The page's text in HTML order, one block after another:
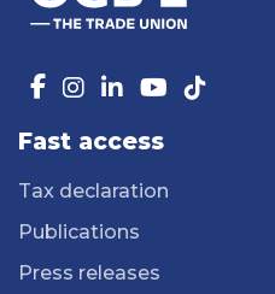
Fast access
Tax declaration
Publications
Press releases